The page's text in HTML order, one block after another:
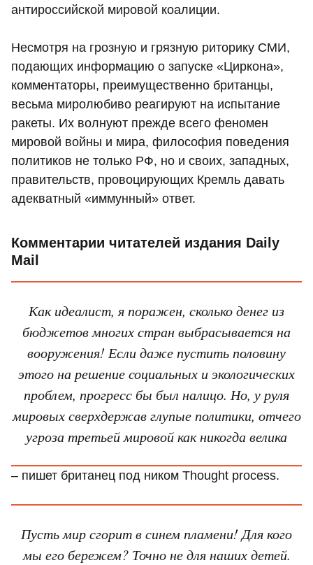
антироссийской мировой коалиции.
Несмотря на грозную и грязную риторику СМИ,
подающих информацию о запуске «Циркона»,
комментаторы, преимущественно британцы,
весьма миролюбиво реагируют на испытание
ракеты. Их волнуют прежде всего феномен
мировой войны и мира, философия поведения
политиков не только РФ, но и своих, западных,
правительств, провоцирующих Кремль давать
адекватный «иммунный» ответ.
Комментарии читателей издания Daily
Mail
Как идеалист, я поражен, сколько денег из
бюджетов многих стран выбрасывается на
вооружения! Если даже пустить половину
этого на решение социальных и экологических
проблем, прогресс бы был налицо. Но, у руля
мировых сверхдержав глупые политики, отчего
угроза третьей мировой как никогда велика
– пишет британец под ником Thought process.
Пусть мир сгорит в синем пламени! Для кого
мы его бережем? Точно не для наших детей.